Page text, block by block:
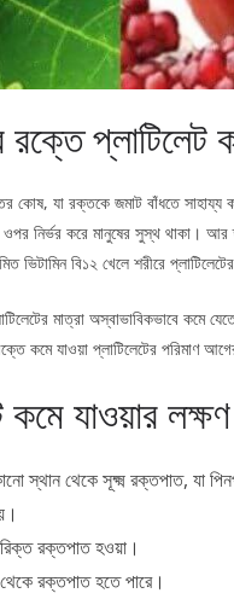
রক্তে প্লাটিলেট
কোষ, যা রক্তকে জমাট বাঁধতে সাহায্য
ওপর নির্ভর করে মানুষের সুস্থ থাকা।
ভিটামিন বি১২ খেলে শরীরে
মাত্রা অস্বাভাবিকভাবে কমে
কমে যাওয়া প্লাটিলেটের পরিমাণ
কমে যাওয়ার লক্ষণ
স্থান থেকে সূক্ষ্ম রক্তপাত, যা
রক্তপাত হওয়া।
থেকে রক্তপাত হতে পারে।